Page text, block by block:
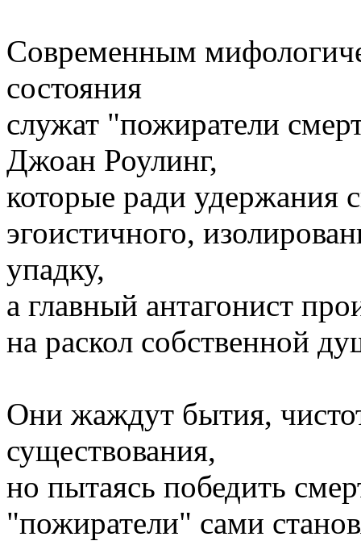
Современным
состояния
служат "пожиратели
Джоан Роулинг,
которые ради удержания
эгоистичного,
упадку,
а главный антагонист
на раскол собственной
Они жаждут бытия,
существования,
но пытаясь победить
"пожиратели" сами